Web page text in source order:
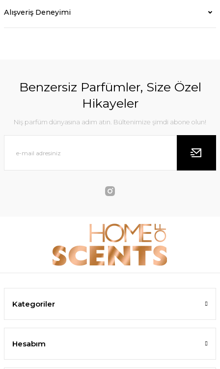
Alışveriş Deneyimi
Benzersiz Parfümler, Size Özel
Hikayeler
Niş parfüm dünyasına adım atın. Bültenimize şimdi abone olun!
Kategoriler
Hesabım